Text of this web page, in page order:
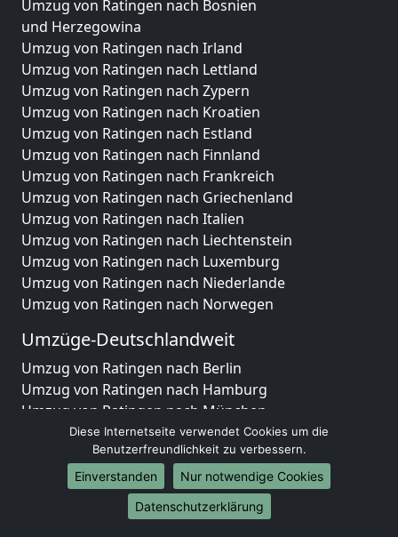
Umzug von Ratingen nach Bosnien
und Herzegowina
Umzug von Ratingen nach Irland
Umzug von Ratingen nach Lettland
Umzug von Ratingen nach Zypern
Umzug von Ratingen nach Kroatien
Umzug von Ratingen nach Estland
Umzug von Ratingen nach Finnland
Umzug von Ratingen nach Frankreich
Umzug von Ratingen nach Griechenland
Umzug von Ratingen nach Italien
Umzug von Ratingen nach Liechtenstein
Umzug von Ratingen nach Luxemburg
Umzug von Ratingen nach Niederlande
Umzug von Ratingen nach Norwegen
Umzüge-Deutschlandweit
Umzug von Ratingen nach Berlin
Umzug von Ratingen nach Hamburg
Umzug von Ratingen nach München
Umzug von Ratingen nach Köln
Umzug von Ratingen nach Frankfurt am Main
Umzug von Ratingen nach Stuttgart
Umzug von Ratingen nach Düsseldorf
Umzug von Ratingen nach Leipzig
Diese Internetseite verwendet Cookies um die
Benutzerfreundlichkeit zu verbessern.
Einverstanden
Nur notwendige Cookies
Datenschutzerklärung